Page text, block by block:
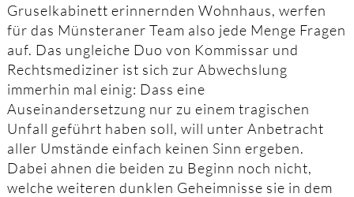
Gruselkabinett erinnernden Wohnhaus, werfen
für das Münsteraner Team also jede Menge Fragen
auf. Das ungleiche Duo von Kommissar und
Rechtsmediziner ist sich zur Abwechslung
immerhin mal einig: Dass eine
Auseinandersetzung nur zu einem tragischen
Unfall geführt haben soll, will unter Anbetracht
aller Umstände einfach keinen Sinn ergeben.
Dabei ahnen die beiden zu Beginn noch nicht,
welche weiteren dunklen Geheimnisse sie in dem